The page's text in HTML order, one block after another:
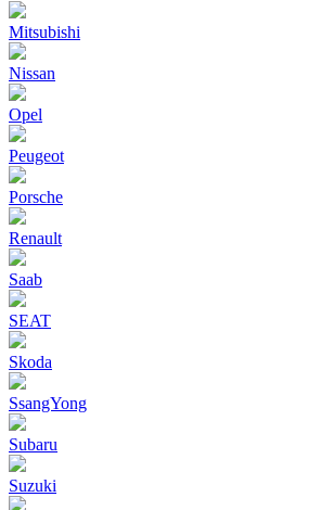
Mitsubishi
Nissan
Opel
Peugeot
Porsche
Renault
Saab
SEAT
Skoda
SsangYong
Subaru
Suzuki